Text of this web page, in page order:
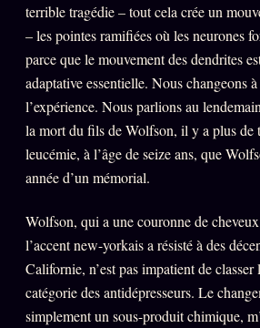
terrible tragédie – tout cela crée un
– les pointes ramifiées où les neurones
parce que le mouvement des dendrites
adaptative essentielle. Nous changeons
l’expérience. Nous parlions au
la mort du fils de Wolfson, il y a plus de
leucémie, à l’âge de seize ans, que
année d’un mémorial.
Wolfson, qui a une couronne de
l’accent new-yorkais a résisté à des
Californie, n’est pas impatient de classer
catégorie des antidépresseurs. Le
simplement un sous-produit chimique,